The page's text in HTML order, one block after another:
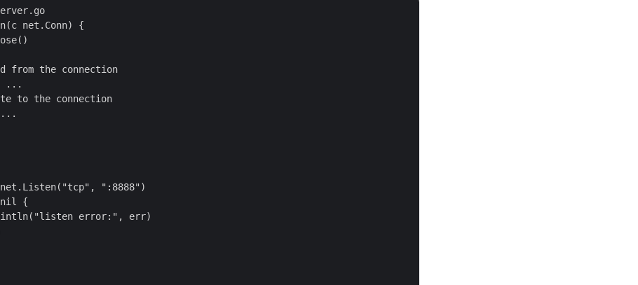
net.Conn) {
from the connection
...
to the connection
":8888")
{
error:", err)